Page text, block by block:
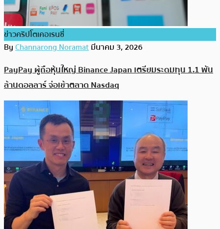
ข่าวคริปโตเคอเรนซี่
ByChannarong Noramatมีนาคม 3, 2026
PayPay ผู้ถือหุ้นใหญ่ Binance Japan เตรียมระดมทุน 1.1 พัน
ล้านดอลลาร์ จ่อเข้าตลาด Nasdaq